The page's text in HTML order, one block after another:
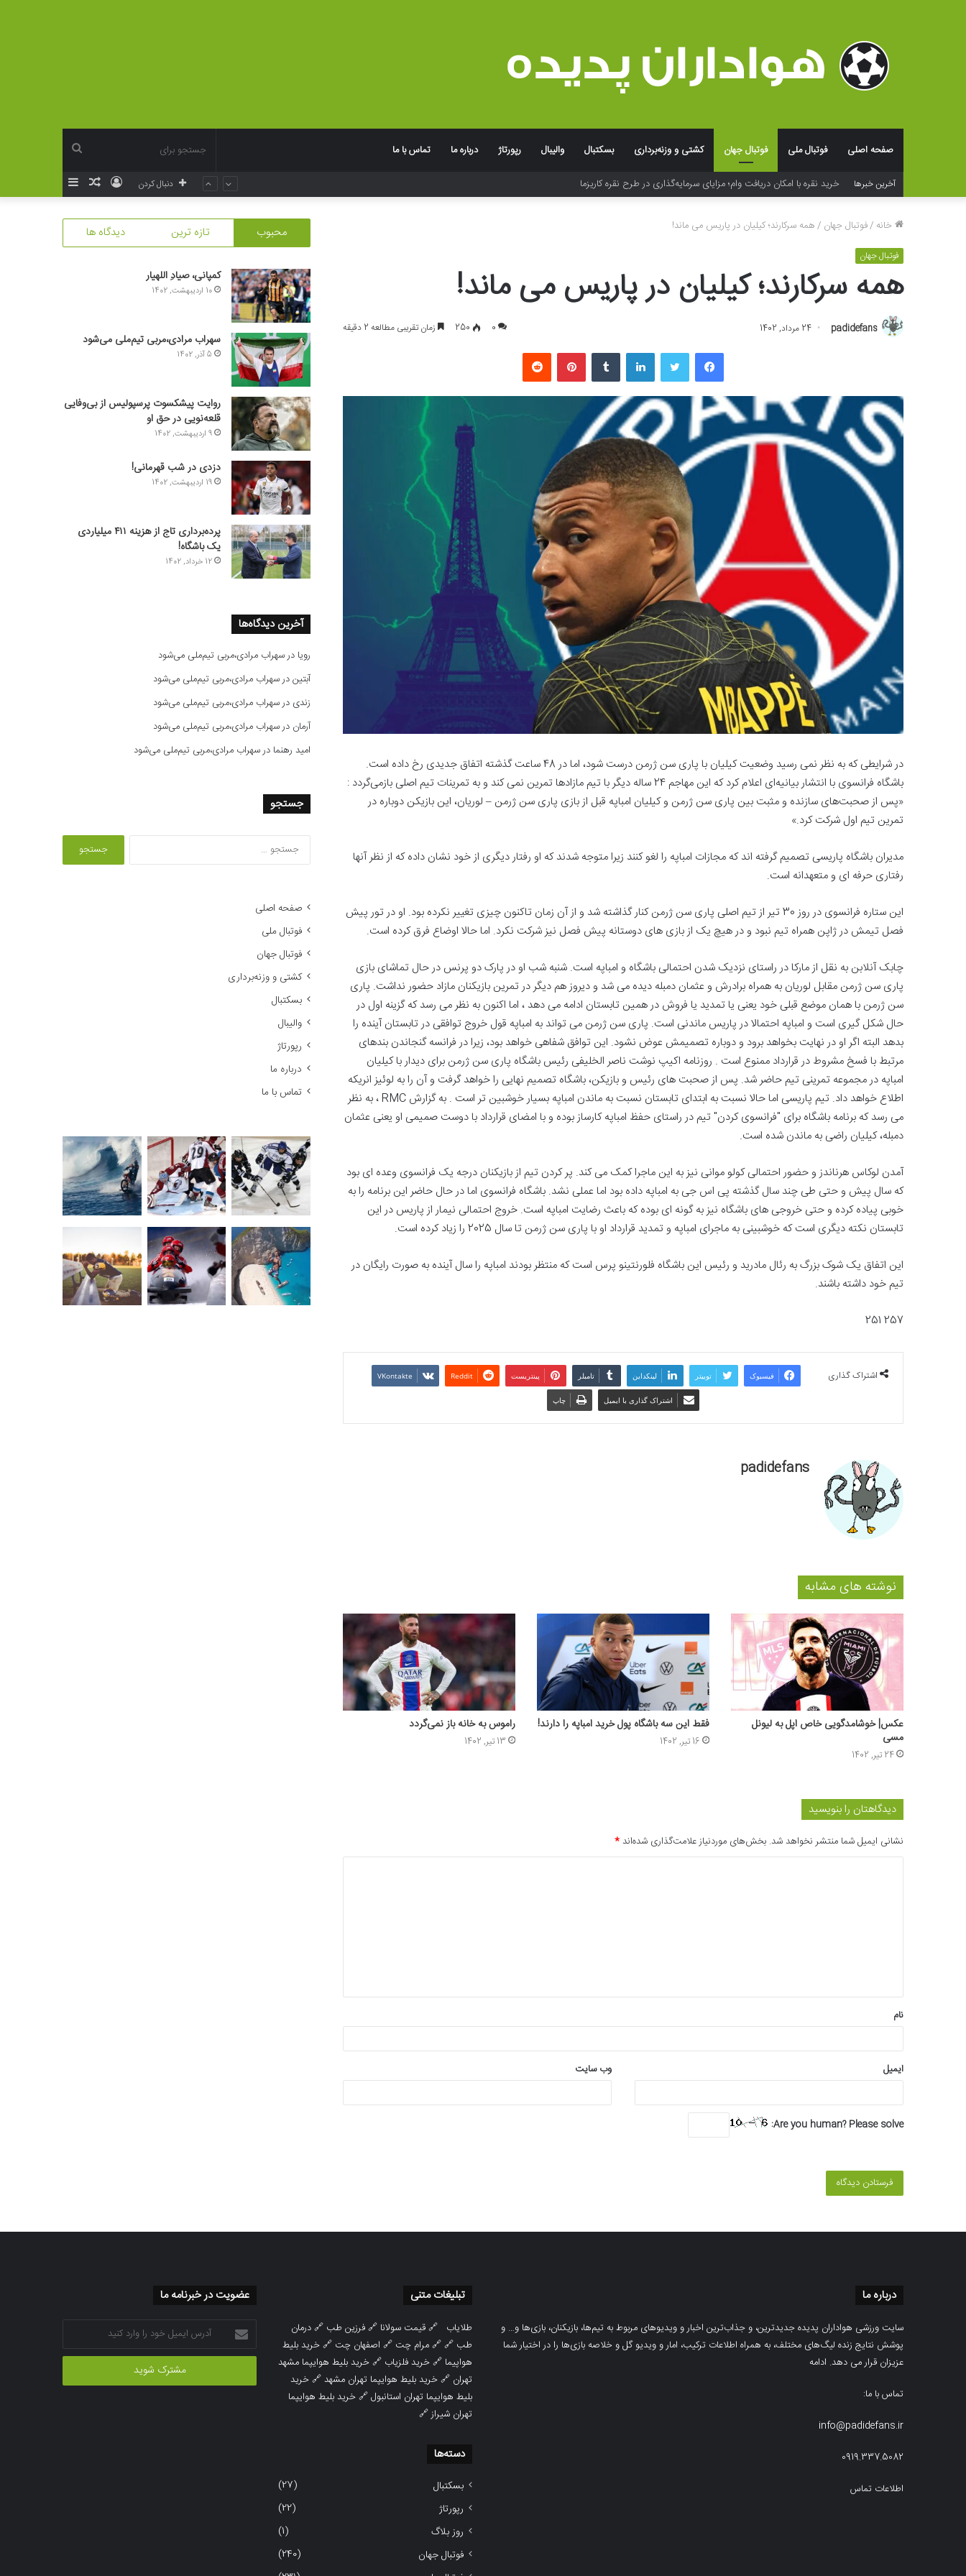
صفحه اصلی فوتبال ملی فوتبال جهان کشتی و وزنه‌برداری بسکتبال والیبال رپورتاژ درباره ما تماس با ما
برای آخرین خبرها خرید نقره با امکان دریافت وام؛ مزایای سرمایه‌گذاری در طرح نقره کاریزما
نوشته
ورود دنبال کردن
خانه /فوتبال جهان /همه سرکارند؛ کیلیان در پاریس می ماند!
فوتبال جهان
همه سرکارند؛ کیلیان در پاریس می ماند!
padidefans 24 مرداد, 1402 0
250 زمان تقریبی مطالعه 2 دقیقه
فیسبوک لینکداین پینتریست
در شرایطی که به نظر نمی رسید وضعیت کیلیان با پاری سن ژرمن درست شود، اما در 48 ساعت گذشته اتفاق جدیدی رخ داده است.
باشگاه فرانسوی با انتشار بیانیه‌ای اعلام کرد که این مهاجم 24 ساله دیگر با تیم مازادها تمرین نمی کند و به تمرینات تیم اصلی بازمی‌گردد :
«پس از صحبت‌های سازنده و مثبت بین پاری سن ژرمن و کیلیان امباپه قبل از بازی پاری سن ژرمن – لوریان، این بازیکن دوباره در
تمرین تیم اول شرکت کرد.»
مدیران باشگاه پاریسی تصمیم گرفته اند که مجازات امباپه را لغو کنند زیرا متوجه شدند که او رفتار دیگری از خود نشان داده که از نظر آنها
رفتاری حرفه ای و متعهدانه است.
این ستاره فرانسوی در روز 30 تیر از تیم اصلی پاری سن ژرمن کنار گذاشته شد و از آن زمان تاکنون چیزی تغییر نکرده بود. او در تور پیش
فصل تیمش در ژاپن همراه تیم نبود و در هیچ یک از بازی های دوستانه پیش فصل نیز شرکت نکرد. اما حالا اوضاع فرق کرده است.
چابک آنلابن به نقل از مارکا در راستای نزدیک شدن احتمالی باشگاه و امباپه است. شنبه شب او در پارک دو پرنس در حال تماشای بازی
پاری سن ژرمن مقابل لوریان به همراه برادرش و عثمان دمبله دیده می شد و دیروز هم دیگر در تمرین بازیکنان مازاد حضور نداشت. پاری
سن ژرمن با همان موضع قبلی خود یعنی یا تمدید یا فروش در همین تابستان ادامه می دهد ، اما اکنون به نظر می رسد که گزینه اول در
حال شکل گیری است و امباپه احتمالا در پاریس ماندنی است. پاری سن ژرمن می تواند به امباپه قول خروج توافقی در تابستان آینده را
بدهد البته اگر او در نهایت بخواهد برود و دوباره تصمیمش عوض نشود. این توافق شفاهی خواهد بود، زیرا در فرانسه گنجاندن بندهای
مرتبط با فسخ مشروط در قرارداد ممنوع است . روزنامه اکیپ نوشت ناصر الخلیفی رئیس باشگاه پاری سن ژرمن برای دیدار با کیلیان
امباپه در مجموعه تمرینی تیم حاضر شد. پس از صحبت های رئیس و بازیکن، باشگاه تصمیم نهایی را خواهد گرفت و آن را به لوئیز انریکه
اطلاع خواهد داد. تیم پاریسی اما حالا نسبت به ابتدای تابستان نسبت به ماندن امباپه بسیار خوشبین تر است . به گزارش RMC ، به نظر
می رسد که برنامه باشگاه برای "فرانسوی کردن" تیم در راستای حفظ امباپه کارساز بوده و با امضای قرارداد با دوست صمیمی او یعنی عثمان
دمبله، کیلیان راضی به ماندن شده است.
آمدن لوکاس هرناندز و حضور احتمالی کولو موانی نیز به این ماجرا کمک می کند. پر کردن تیم از بازیکنان درجه یک فرانسوی وعده ای بود
که سال پیش و حتی طی چند سال گذشته پی اس جی به امباپه داده بود اما عملی نشد. باشگاه فرانسوی اما در حال حاضر این برنامه را به
خوبی پیاده کرده و حتی خروجی های باشگاه نیز به گونه ای بوده که باعث رضایت امباپه است. خروج احتمالی نیمار از پاریس در این
تابستان نکته دیگری است که خوشبینی به ماجرای امباپه و تمدید قرارداد او با پاری سن ژرمن تا سال 2025 را زیاد کرده است.
این اتفاق یک شوک بزرگ به رئال مادرید و رئیس این باشگاه فلورنتینو پرس است که منتظر بودند امباپه را سال آینده به صورت رایگان در
تیم خود داشته باشند.
257 251
اشتراک گذاری فیسبوک توییتر لینکداین تامبلر پینتریست Reddit
VKontakte
اشتراک گذاری با ایمیل چاپ
padidefans
نوشته های مشابه
عکس| خوشامدگویی خاص اپل به لیونل
مسی
24 تیر, 1402
فقط این سه باشگاه پول خرید امباپه را دارند!
16 تیر, 1402
راموس به خانه باز نمی‌گردد
13 تیر, 1402
دیدگاهتان را بنویسید
نشانی ایمیل شما منتشر نخواهد شد. بخش‌های موردنیاز علامت‌گذاری شده‌اند*
*
نام
ایمیل وب‌ سایت
Are you human? Please solve:
محبوب تازه ترین دیدگاه ها
کمپانی، صیادِ اللهیار
10 اردیبهشت, 1402
سهراب مرادی،مربی تیم‌ملی می‌شود
5 آذر, 1402
روایت پیشکسوت پرسپولیس از بی‌وفایی
قلعه‌نویی در حق او
9 اردیبهشت, 1402
دزدی در شب قهرمانی!
19 اردیبهشت, 1402
پرده‌برداری تاج از هزینه ۴۱۱ میلیاردی
یک باشگاه!
12 خرداد, 1402
آخرین دیدگاه‌ها
رویا درسهراب مرادی،مربی تیم‌ملی می‌شود
آبتیندرسهراب مرادی،مربی تیم‌ملی می‌شود
زندی درسهراب مرادی،مربی تیم‌ملی می‌شود
آرمان درسهراب مرادی،مربی تیم‌ملی می‌شود
امید رهنما درسهراب مرادی،مربی تیم‌ملی می‌شود
جستجو
صفحه اصلی
فوتبال ملی
فوتبال جهان
کشتی و وزنه‌برداری
بسکتبال
والیبال
رپورتاژ
درباره ما
تماس با ما
درباره ما
سایت ورزشی هواداران پدیده جدیدترین، و جذاب‌ترین اخبار و ویدیوهای مربوط به تیم‌ها، بازیکنان، بازی‌ها و… و
پوشش نتایج زنده لیگ‌های مختلف، به همراه اطلاعات ترکیب، امار و ویدیو‌‌ گل‌ و خلاصه بازی‌ها را در اختیار شما
عزیزان قرار می دهد. ادامه
تماس با ما:
info@padidefans.ir
0919.337.5082
اطلاعات تماس
تبلیغات متنی
طلایاب 🔗قیمت سولانا 🔗فرزین طب 🔗درمان
طب 🔗 🔗مرام چت 🔗 اصفهان چت 🔗خرید بلیط
هواپیما 🔗خرید فلزیاب 🔗خرید بلیط هوایپما مشهد
تهران 🔗خرید بلیط هوایپما تهران مشهد🔗خرید
بلیط هوایپما تهران استانبول🔗خرید بلیط هوایپما
تهران شیراز🔗
دسته‌ها
بسکتبال
(27)
رپورتاژ
(22)
روز بلاگ
(1)
فوتبال جهان
(240)
عضویت در خبرنامه ما
آدرس
ایمیل
خود
وارد